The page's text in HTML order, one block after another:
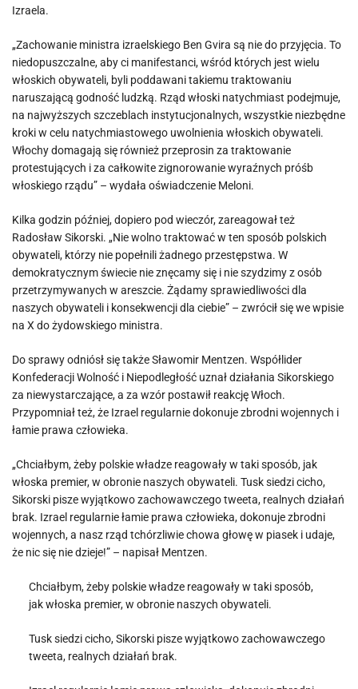
Izraela.
„Zachowanie ministra izraelskiego Ben Gvira są nie do przyjęcia. To
niedopuszczalne, aby ci manifestanci, wśród których jest wielu
włoskich obywateli, byli poddawani takiemu traktowaniu
naruszającą godność ludzką. Rząd włoski natychmiast podejmuje,
na najwyższych szczeblach instytucjonalnych, wszystkie niezbędne
kroki w celu natychmiastowego uwolnienia włoskich obywateli.
Włochy domagają się również przeprosin za traktowanie
protestujących i za całkowite zignorowanie wyraźnych próśb
włoskiego rządu” – wydała oświadczenie Meloni.
Kilka godzin później, dopiero pod wieczór, zareagował też
Radosław Sikorski. „Nie wolno traktować w ten sposób polskich
obywateli, którzy nie popełnili żadnego przestępstwa. W
demokratycznym świecie nie znęcamy się i nie szydzimy z osób
przetrzymywanych w areszcie. Żądamy sprawiedliwości dla
naszych obywateli i konsekwencji dla ciebie” – zwrócił się we wpisie
na X do żydowskiego ministra.
Do sprawy odniósł się także Sławomir Mentzen. Współlider
Konfederacji Wolność i Niepodległość uznał działania Sikorskiego
za niewystarczające, a za wzór postawił reakcję Włoch.
Przypomniał też, że Izrael regularnie dokonuje zbrodni wojennych i
łamie prawa człowieka.
„Chciałbym, żeby polskie władze reagowały w taki sposób, jak
włoska premier, w obronie naszych obywateli. Tusk siedzi cicho,
Sikorski pisze wyjątkowo zachowawczego tweeta, realnych działań
brak. Izrael regularnie łamie prawa człowieka, dokonuje zbrodni
wojennych, a nasz rząd tchórzliwie chowa głowę w piasek i udaje,
że nic się nie dzieje!” – napisał Mentzen.
Chciałbym, żeby polskie władze reagowały w taki sposób,
jak włoska premier, w obronie naszych obywateli.
Tusk siedzi cicho, Sikorski pisze wyjątkowo zachowawczego
tweeta, realnych działań brak.